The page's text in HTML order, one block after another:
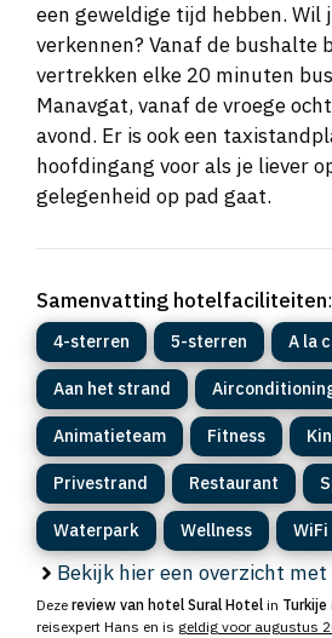
een geweldige tijd hebben. Wil
verkennen? Vanaf de bushalte
vertrekken elke 20 minuten
Manavgat, vanaf de vroege
avond. Er is ook een
hoofdingang voor als je liever
gelegenheid op pad gaat.
Samenvatting hotelfaciliteiten:
4-sterren 5-sterren A la
Aan het strand
Animatieteam Fitness
Privestrand Restaurant
Waterpark Wellness WiFi
Bekijk hier een overzicht
Deze review van hotel Sural Hotel in Turkije
reisexpert Hans en is geldig voor augustus